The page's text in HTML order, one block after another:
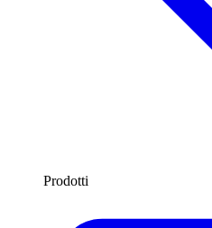
Prodotti